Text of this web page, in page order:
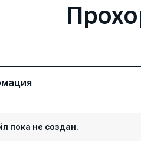
пока не создан.